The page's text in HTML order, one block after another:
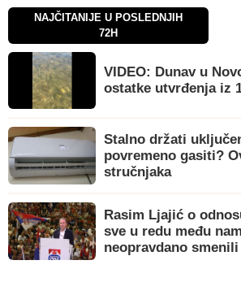
NAJČITANIJE U POSLEDNJIH
72H
VIDEO: Dunav u
ostatke utvrđenja iz
Stalno držati
povremeno gasiti?
stručnjaka
Rasim Ljajić o
sve u redu među
neopravdano